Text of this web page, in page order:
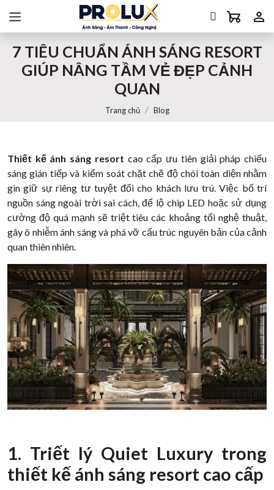
7 TIÊU CHUẨN ÁNH SÁNG RESORT
GIÚP NÂNG TẦM VẺ ĐẸP CẢNH
QUAN
Trang chủ Blog
Thiết kế ánh sáng resort cao cấp ưu tiên giải pháp chiếu
sáng gián tiếp và kiểm soát chặt chẽ độ chói toàn diện nhằm
gìn giữ sự riêng tư tuyệt đối cho khách lưu trú. Việc bố trí
nguồn sáng ngoài trời sai cách, để lộ chip LED hoặc sử dụng
cường độ quá mạnh sẽ triệt tiêu các khoảng tối nghệ thuật,
gây ô nhiễm ánh sáng và phá vỡ cấu trúc nguyên bản của cảnh
quan thiên nhiên.
1. Triết lý Quiet Luxury trong
thiết kế ánh sáng resort cao cấp